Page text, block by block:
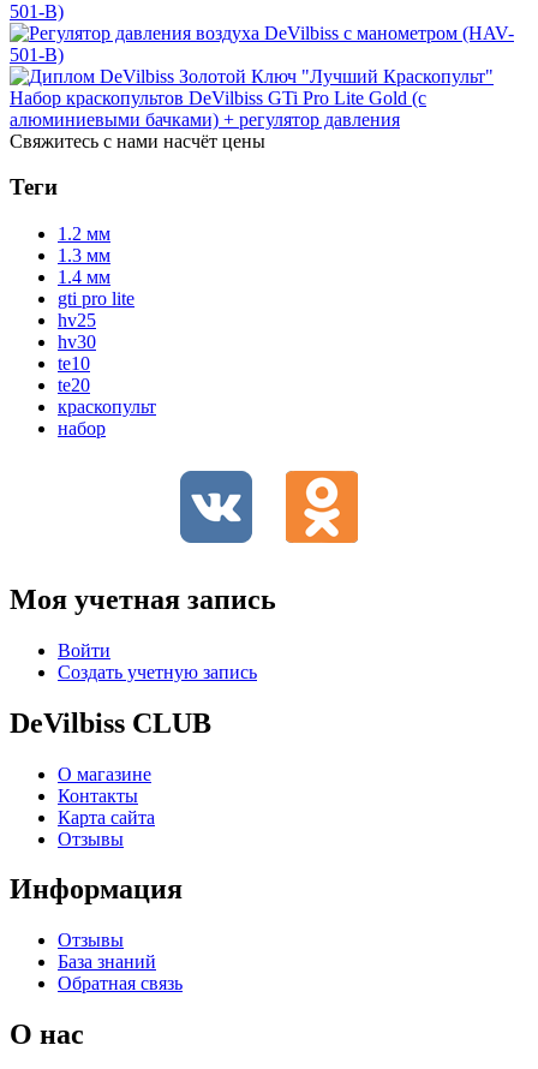
Набор краскопультов DeVilbiss GTi Pro Lite Gold (с
алюминиевыми бачками) + регулятор давления
Свяжитесь с нами насчёт цены
Теги
1.2 мм
1.3 мм
1.4 мм
gti pro lite
hv25
hv30
te10
te20
краскопульт
набор
Моя учетная запись
Войти
Создать учетную запись
DeVilbiss CLUB
О магазине
Контакты
Карта сайта
Отзывы
Информация
Отзывы
База знаний
Обратная связь
О нас